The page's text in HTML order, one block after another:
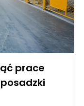
prace